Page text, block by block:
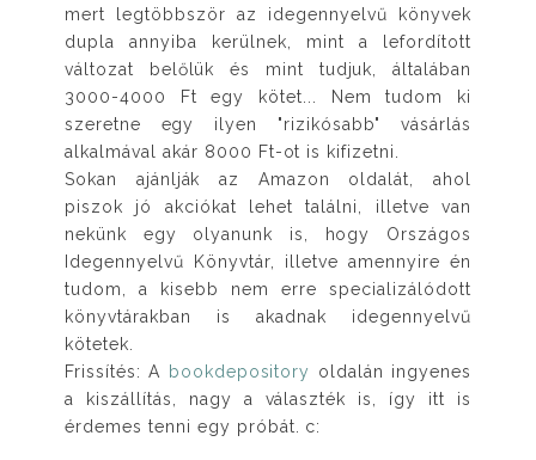
mert legtöbbször az idegennyelvű könyvek
dupla annyiba kerülnek, mint a lefordított
változat belőlük és mint tudjuk, általában
3000-4000 Ft egy kötet... Nem tudom ki
szeretne egy ilyen "rizikósabb" vásárlás
alkalmával akár 8000 Ft-ot is kifizetni.
Sokan ajánlják az Amazon oldalát, ahol
piszok jó akciókat lehet találni, illetve van
nekünk egy olyanunk is, hogy Országos
Idegennyelvű Könyvtár, illetve amennyire én
tudom, a kisebb nem erre specializálódott
könyvtárakban is akadnak idegennyelvű
kötetek.
Frissítés: A
bookdepository
oldalán ingyenes
a kiszállítás, nagy a választék is, így itt is
érdemes tenni egy próbát. c: